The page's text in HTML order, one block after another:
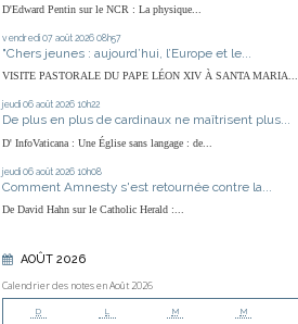
D'Edward Pentin sur le NCR : La physique...
vendredi 07 août 2026 08h57
"Chers jeunes : aujourd’hui, l’Europe et le...
VISITE PASTORALE DU PAPE LÉON XIV À SANTA MARIA...
jeudi 06 août 2026 10h22
De plus en plus de cardinaux ne maîtrisent plus...
D' InfoVaticana : Une Église sans langage : de...
jeudi 06 août 2026 10h08
Comment Amnesty s'est retournée contre la...
De David Hahn sur le Catholic Herald :...
AOÛT 2026
Calendrier des notes en Août 2026
D L M M